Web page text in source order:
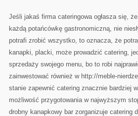
Jeśli jakaś firma cateringowa ogłasza się,
każdą potańcówkę gastronomiczną, nie
potrafi zrobić wszystko, to oznacza, że
kanapki, placki, może prowadzić catering,
sprzedaży swojego menu, bo to robi
zainwestować również w http://meble-
stanie zapewnić catering znacznie bardziej
możliwość przygotowania w najwyższym
drobny kanapkowy bar zorganizuje catering